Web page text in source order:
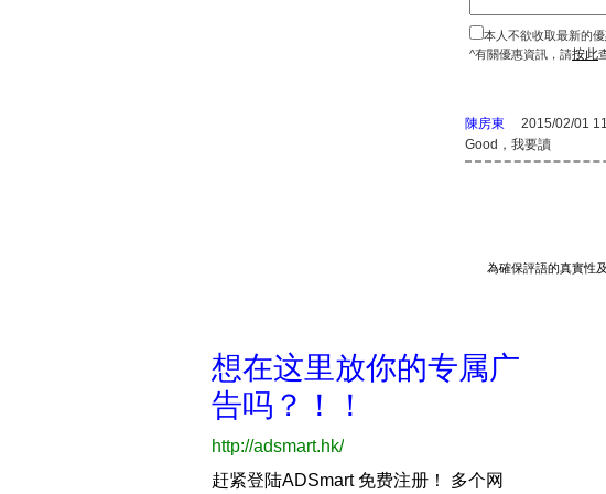
本人不欲收取最新的
^有關優惠資訊，請按此
陳房東
2015/02/01
Good，我要讀
為確保評語的真實性